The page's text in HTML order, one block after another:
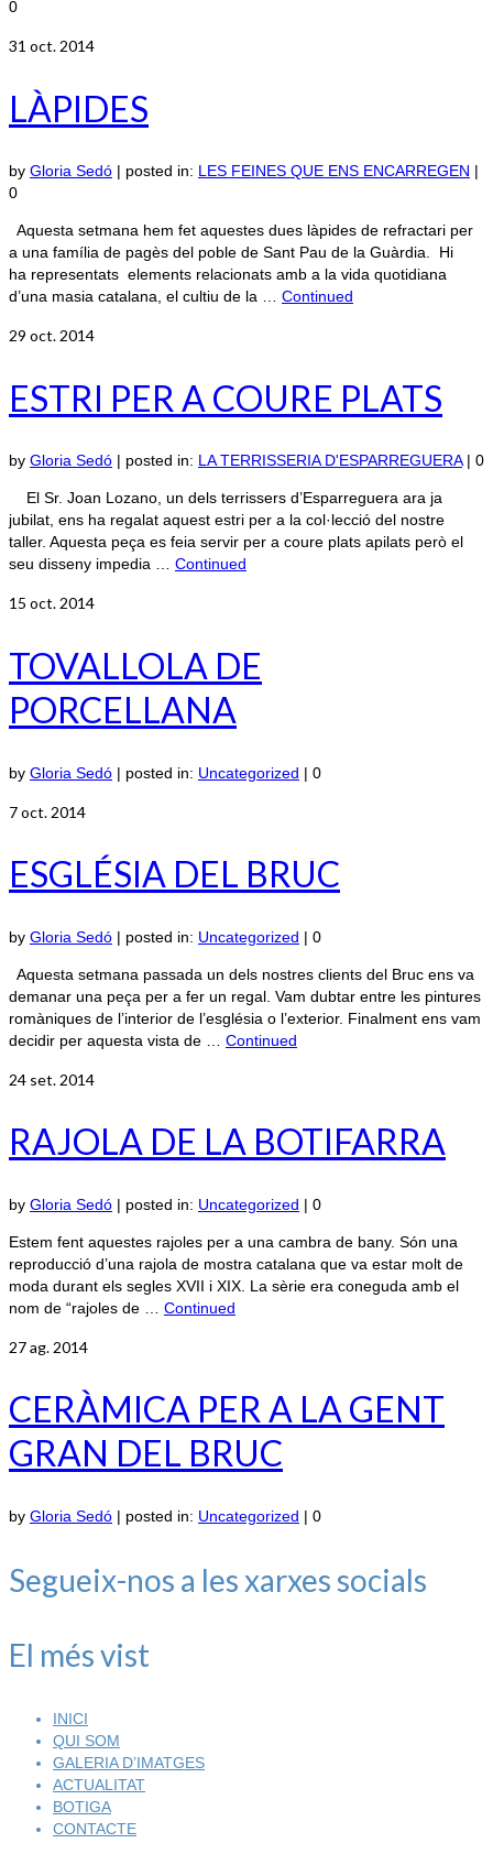
0
31 oct. 2014
LÀPIDES
by Gloria Sedó | posted in: LES FEINES QUE ENS ENCARREGEN |
0
Aquesta setmana hem fet aquestes dues làpides de refractari per
a una família de pagès del poble de Sant Pau de la Guàrdia. Hi
ha representats elements relacionats amb a la vida quotidiana
d’una masia catalana, el cultiu de la … Continued
29 oct. 2014
ESTRI PER A COURE PLATS
by Gloria Sedó | posted in: LA TERRISSERIA D'ESPARREGUERA | 0
El Sr. Joan Lozano, un dels terrissers d’Esparreguera ara ja
jubilat, ens ha regalat aquest estri per a la col·lecció del nostre
taller. Aquesta peça es feia servir per a coure plats apilats però el
seu disseny impedia … Continued
15 oct. 2014
TOVALLOLA DE
PORCELLANA
by Gloria Sedó | posted in: Uncategorized | 0
7oct. 2014
ESGLÉSIA DEL BRUC
by Gloria Sedó | posted in: Uncategorized | 0
Aquesta setmana passada un dels nostres clients del Bruc ens va
demanar una peça per a fer un regal. Vam dubtar entre les pintures
romàniques de l’interior de l’església o l’exterior. Finalment ens vam
decidir per aquesta vista de … Continued
24 set. 2014
RAJOLA DE LA BOTIFARRA
by Gloria Sedó | posted in: Uncategorized | 0
Estem fent aquestes rajoles per a una cambra de bany. Són una
reproducció d’una rajola de mostra catalana que va estar molt de
moda durant els segles XVII i XIX. La sèrie era coneguda amb el
nom de “rajoles de … Continued
27ag. 2014
CERÀMICA PER A LA GENT
GRAN DEL BRUC
by Gloria Sedó | posted in: Uncategorized | 0
Segueix-nos a les xarxes socials
El més vist
INICI
QUI SOM
GALERIA D’IMATGES
ACTUALITAT
BOTIGA
CONTACTE